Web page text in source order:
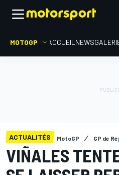
MOTOGP ACCUEIL NEWS
ACTUALITÉS MotoGP GP de
VIÑALES